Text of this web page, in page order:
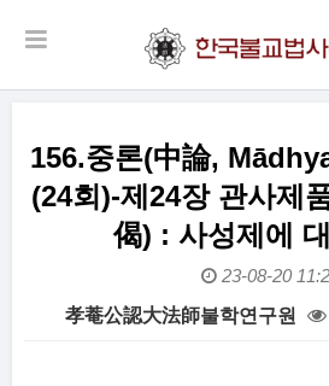
156.중론(中論,
(24회)-제24장 관사제
偈) : 사성제에
23-08-20
孝菴公認大法師불학연구원